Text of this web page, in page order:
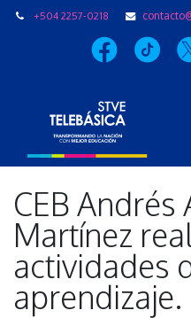
+504 2257-0218
CEB Andrés
Martínez
actividades
aprendizaje.